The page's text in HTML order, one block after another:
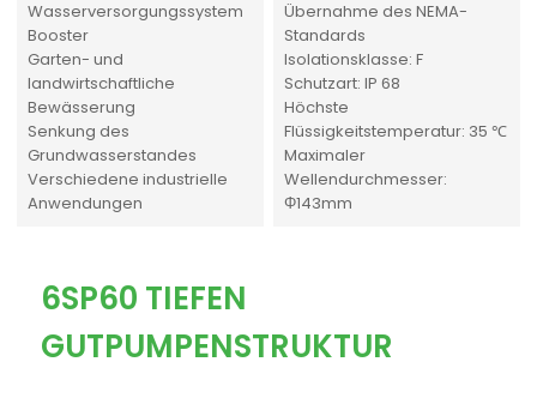
Wasserversorgungssystem
Booster
Garten- und
landwirtschaftliche
Bewässerung
Senkung des
Grundwasserstandes
Verschiedene industrielle
Anwendungen
Übernahme des NEMA-
Standards
Isolationsklasse: F
Schutzart: IP 68
Höchste
Flüssigkeitstemperatur: 35 ℃
Maximaler
Wellendurchmesser:
Φ143mm
6SP60 TIEFEN
GUTPUMPENSTRUKTUR